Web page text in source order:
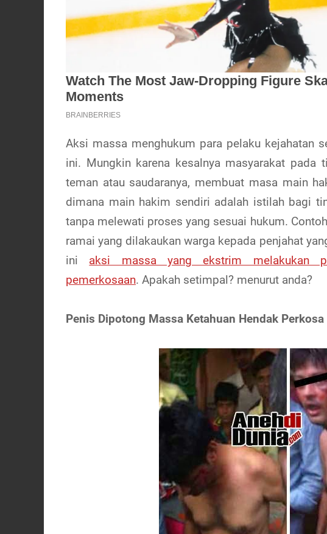
Aksi massa menghukum para pelaku kejahatan
ini. Mungkin karena kesalnya masyarakat pada
teman atau saudaranya, membuat masa main
dimana main hakim sendiri adalah istilah bagi
tanpa melewati proses yang sesuai hukum.
ramai yang dilakaukan warga kepada penjahat
ini aksi massa yang ekstrim melakukan
pemerkosaan. Apakah setimpal? menurut anda?
Penis Dipotong Massa Ketahuan Hendak Perkosa